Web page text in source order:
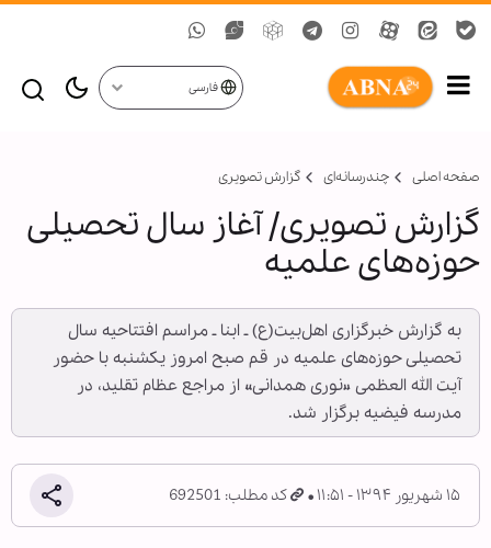
فارسی
صفحه اصلی چندرسانه‌ای گزارش تصويری
گزارش تصویری/ آغاز سال تحصیلی
حوزه‌های علمیه
به گزارش خبرگزاری اهل‌بیت(ع) ـ ابنا ـ مراسم افتتاحیه سال
تحصیلی حوزه‌های علمیه در قم صبح امروز یکشنبه با حضور
آیت الله العظمی «نوری همدانی» از مراجع عظام تقلید، در
مدرسه فیضیه برگزار شد.
۱۵ شهریور ۱۳۹۴ - ۱۱:۵۱ کد مطلب: 692501